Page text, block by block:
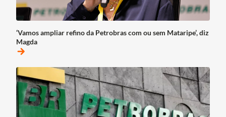
‘Vamos ampliar refino da Petrobras com ou sem Mataripe’, diz
Magda
arrow_forward